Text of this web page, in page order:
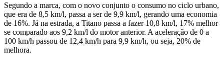
Segundo a marca, com o novo conjunto o consumo no ciclo urbano,
que era de 8,5 km/l, passa a ser de 9,9 km/l, gerando uma economia
de 16%. Já na estrada, a Titano passa a fazer 10,8 km/l, 17% melhor
se comparado aos 9,2 km/l do motor anterior. A aceleração de 0 a
100 km/h passou de 12,4 km/h para 9,9 km/h, ou seja, 20% de
melhora.